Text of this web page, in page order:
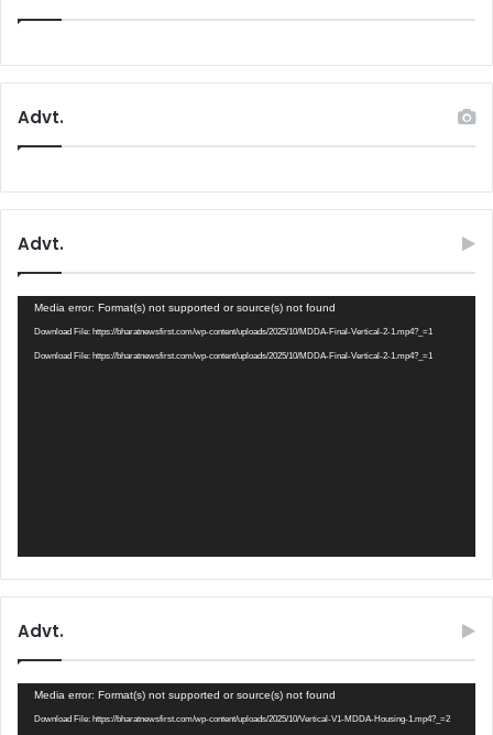
Advt.
Advt.
Video
Player
Media error: Format(s) not supported or source(s) not found
Download File: https://bharatnewsfirst.com/wp-content/uploads/2025/10/MDDA-Final-Vertical-2-1.mp4?_=1
Download File: https://bharatnewsfirst.com/wp-content/uploads/2025/10/MDDA-Final-Vertical-2-1.mp4?_=1
Advt.
Video
Player
Media error: Format(s) not supported or source(s) not found
Download File: https://bharatnewsfirst.com/wp-content/uploads/2025/10/Vertical-V1-MDDA-Housing-1.mp4?_=2